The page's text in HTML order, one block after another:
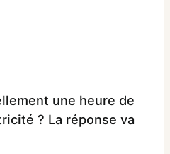
une heure de
? La réponse va